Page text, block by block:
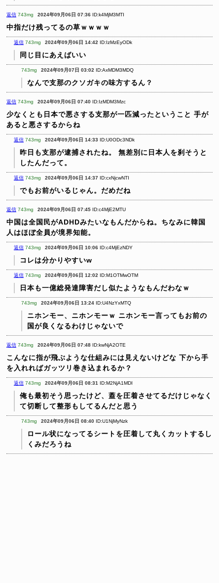
返信 743mg 2024年09月06日 07:36 ID:k4MjM3MTI
中指だけ残ってるの草ｗｗｗｗ
返信 743mg 2024年09月06日 14:42 ID:IzMzEyODk
同じ目にあえばいい
743mg 2024年09月07日 03:02 ID:AxMDM3MDQ
なんで支那のクソガキの味方するん？
返信 743mg 2024年09月06日 07:40 ID:IzMDM3Mzc
少なくとも日本で悪さする支那が一匹減ったということ 手が
あると悪さするからね
返信 743mg 2024年09月06日 14:33 ID:U0ODc3NDk
昨日も支那が逮捕されたね。
無差別に日本人を刹そうと
したんだって。
返信 743mg 2024年09月06日 14:37 ID:cxNjcwNTI
でもお前がいるじゃん。だめだね
返信 743mg 2024年09月06日 07:45 ID:c4MjE2MTU
中国は全国民がADHDみたいなもんだからね。ちなみに韓国
人はほぼ全員が境界知能。
返信 743mg 2024年09月06日 10:06 ID:c4MjEzNDY
コレは分かりやすいw
返信 743mg 2024年09月06日 12:02 ID:M1OTMwOTM
日本も一億総発達障害だし似たようなもんだわなｗ
743mg 2024年09月06日 13:24 ID:U4NzYxMTQ
ニホンモー、ニホンモーｗ ニホンモー言ってもお前の
国が良くなるわけじゃないで
返信 743mg 2024年09月06日 07:48 ID:kwNjA2OTE
こんなに指が飛ぶような仕組みには見えないけどな 下から手
を入れればガッツリ巻き込まれるか？
返信 743mg 2024年09月06日 08:31 ID:M2NjA1MDI
俺も最初そう思ったけど、蓋を圧着させてるだけじゃなく
て切断して整形もしてるんだと思う
743mg 2024年09月06日 08:40 ID:U1NjMyNzk
ロール状になってるシートを圧着して丸くカットするし
くみだろうね